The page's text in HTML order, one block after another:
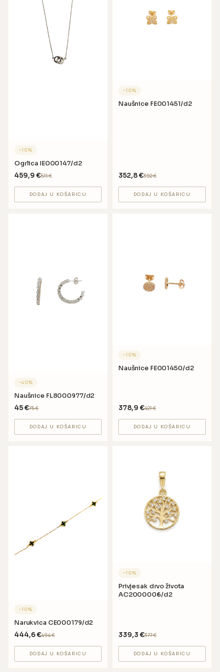
−10%
Ogrlica IE000147/d2
459,9 €511€
DODAJ U KOŠARICU
−10%
Naušnice FE001451/d2
352,8€392€
DODAJ U KOŠARICU
−40%
Naušnice FL8000977/d2
45€75€
DODAJ U KOŠARICU
−10%
Naušnice FE001450/d2
378,9 €421€
DODAJ U KOŠARICU
−10%
Narukvica CE000179/d2
444,6€494€
DODAJ U KOŠARICU
−10%
Privjesak drvo života
AC2000006/d2
339,3 €377€
DODAJ U KOŠARICU